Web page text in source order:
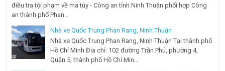
điều tra tội phạm về ma túy - Công an tỉnh Ninh Thuận phối hợp Công
an thành phố Phan...
Nhà xe Quốc Trung Phan Rang, Ninh Thuận
Nhà xe Quốc Trung Phan Rang, Ninh Thuận Tại thành phố
Hồ Chí Minh Địa chỉ: 102 đường Trần Phú, phường 4,
Quận 5, thành phố Hồ Chí Min...